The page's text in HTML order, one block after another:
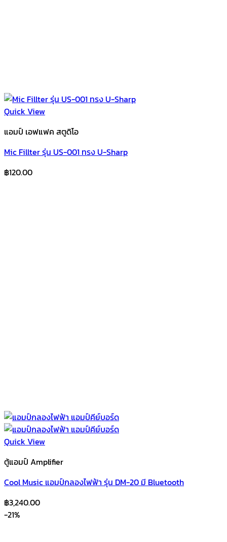
Quick View
แอมป์ เอฟแฟค สตูดิโอ
Mic Fillter รุ่น US-001 ทรง U-Sharp
฿120.00
Quick View
ตู้แอมป์ Amplifier
Cool Music แอมป์กลองไฟฟ้า รุ่น DM-20 มี Bluetooth
฿3,240.00
-21%